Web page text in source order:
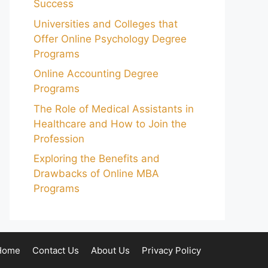
Success
Universities and Colleges that
Offer Online Psychology Degree
Programs
Online Accounting Degree
Programs
The Role of Medical Assistants in
Healthcare and How to Join the
Profession
Exploring the Benefits and
Drawbacks of Online MBA
Programs
Contact Us About Us Privacy Policy